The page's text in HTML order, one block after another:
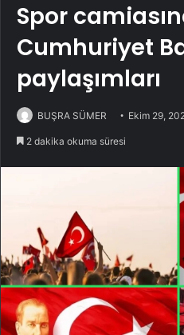
Spor
Cumhuriyet
paylaşımları
BUŞRA SÜMER Ekim 29,
2 dakika okuma süresi